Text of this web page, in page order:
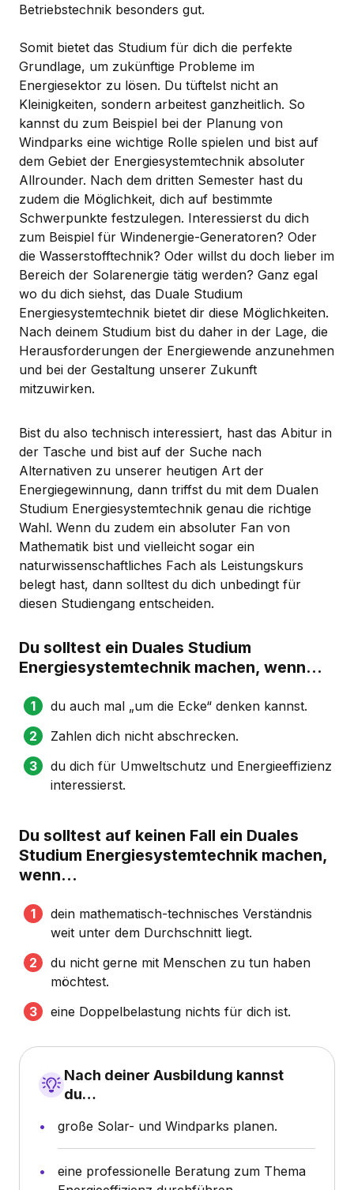
Betriebstechnik besonders gut.
Somit bietet das Studium für dich die perfekte
Grundlage, um zukünftige Probleme im
Energiesektor zu lösen. Du tüftelst nicht an
Kleinigkeiten, sondern arbeitest ganzheitlich. So
kannst du zum Beispiel bei der Planung von
Windparks eine wichtige Rolle spielen und bist auf
dem Gebiet der Energiesystemtechnik absoluter
Allrounder. Nach dem dritten Semester hast du
zudem die Möglichkeit, dich auf bestimmte
Schwerpunkte festzulegen. Interessierst du dich
zum Beispiel für Windenergie-Generatoren? Oder
die Wasserstofftechnik? Oder willst du doch lieber im
Bereich der Solarenergie tätig werden? Ganz egal
wo du dich siehst, das Duale Studium
Energiesystemtechnik bietet dir diese Möglichkeiten.
Nach deinem Studium bist du daher in der Lage, die
Herausforderungen der Energiewende anzunehmen
und bei der Gestaltung unserer Zukunft
mitzuwirken.
Bist du also technisch interessiert, hast das Abitur in
der Tasche und bist auf der Suche nach
Alternativen zu unserer heutigen Art der
Energiegewinnung, dann triffst du mit dem Dualen
Studium Energiesystemtechnik genau die richtige
Wahl. Wenn du zudem ein absoluter Fan von
Mathematik bist und vielleicht sogar ein
naturwissenschaftliches Fach als Leistungskurs
belegt hast, dann solltest du dich unbedingt für
diesen Studiengang entscheiden.
Du solltest ein Duales Studium
Energiesystemtechnik machen, wenn...
du auch mal „um die Ecke“ denken kannst.
Zahlen dich nicht abschrecken.
du dich für Umweltschutz und Energieeffizienz
interessierst.
Du solltest auf keinen Fall ein Duales
Studium Energiesystemtechnik machen,
wenn...
dein mathematisch-technisches Verständnis
weit unter dem Durchschnitt liegt.
du nicht gerne mit Menschen zu tun haben
möchtest.
eine Doppelbelastung nichts für dich ist.
Nach deiner Ausbildung kannst
du…
große Solar- und Windparks planen.
eine professionelle Beratung zum Thema